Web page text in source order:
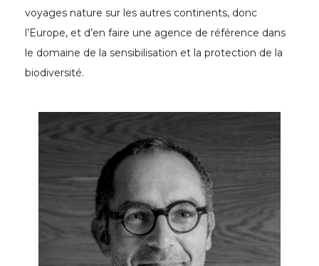
voyages nature sur les autres continents, donc
l’Europe, et d’en faire une agence de référence dans
le domaine de la sensibilisation et la protection de la
biodiversité.